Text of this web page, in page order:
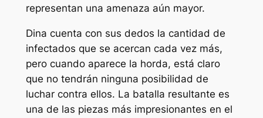
representan una amenaza aún mayor.
Dina cuenta con sus dedos la cantidad de
infectados que se acercan cada vez más,
pero cuando aparece la horda, está claro
que no tendrán ninguna posibilidad de
luchar contra ellos. La batalla resultante es
una de las piezas más impresionantes en el